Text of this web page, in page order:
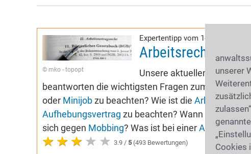
© mko - topopt
Expertentipp vom 14.11.2019
Arbeitsrecht-
Unsere aktuellen
beantworten die wichtigsten Fragen zum
oder Minijobzu beachten? Wie ist die Arbeitszeit
Aufhebungsvertrag zu beachten? Wann kann der
sich gegen Mobbing? Was ist bei einerAbmahnung
3.9 / 5(493 Bewertungen)
unserer
Cookies